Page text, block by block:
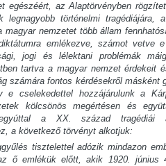
egészéért, az Alaptörvényben
legnagyobb történelmi tragédiájára,
magyar nemzetet több állam
emlékezve, számot vetve
jogi és lélektani problémák
tartva a magyar nemzet érdekeit
számára fontos kérdésekről másként
e cselekedettel hozzájárulunk a
kölcsönös megértésen és
a XX. század tragédiái
a következő törvényt alkotjuk:
tisztelettel adózik mindazon
ő emlékük előtt, akik 1920. június